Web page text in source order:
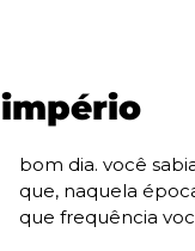
império
bom dia. você
que, naquela
que frequência